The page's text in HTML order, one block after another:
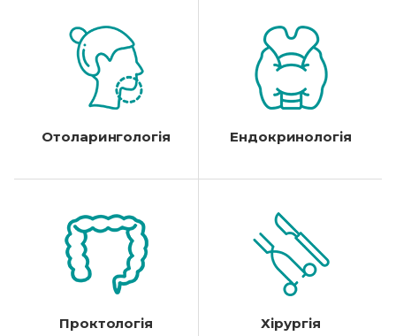
Отоларингологія Ендокринологія
Проктологія Хірургія